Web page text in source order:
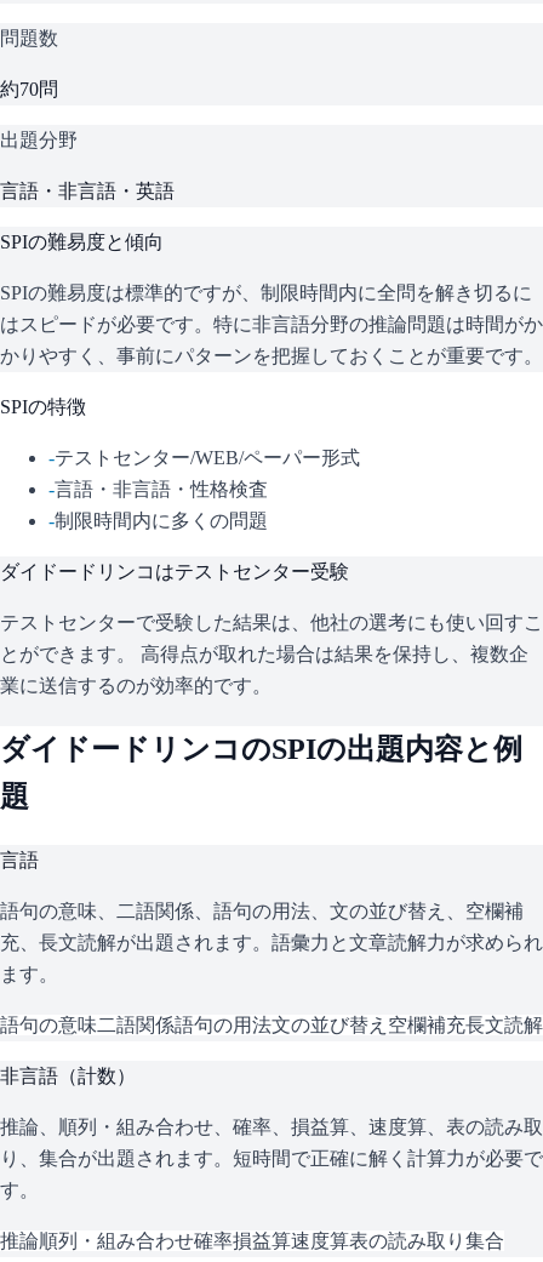
問題数
約70問
出題分野
言語・非言語・英語
SPIの難易度と傾向
SPIの難易度は標準的ですが、制限時間内に全問を解き切るに
はスピードが必要です。特に非言語分野の推論問題は時間がか
かりやすく、事前にパターンを把握しておくことが重要です。
SPIの特徴
-テストセンター/WEB/ペーパー形式
-言語・非言語・性格検査
-制限時間内に多くの問題
ダイドードリンコ はテストセンター受験
テストセンターで受験した結果は、他社の選考にも使い回すこ
とができます。 高得点が取れた場合は結果を保持し、複数企
業に送信するのが効率的です。
ダイドードリンコのSPIの出題内容と例
題
言語
語句の意味、二語関係、語句の用法、文の並び替え、空欄補
充、長文読解が出題されます。語彙力と文章読解力が求められ
ます。
語句の意味二語関係語句の用法文の並び替え 空欄補充長文読解
非言語（計数）
推論、順列・組み合わせ、確率、損益算、速度算、表の読み取
り、集合が出題されます。短時間で正確に解く計算力が必要で
す。
推論順列・組み合わせ確率損益算速度算表の読み取り 集合